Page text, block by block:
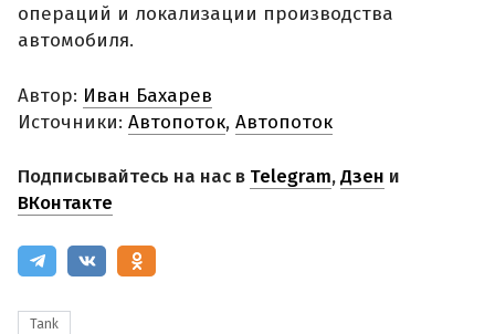
операций и локализации производства
автомобиля.
Автор: Иван Бахарев
Источники: Автопоток, Автопоток
Подписывайтесь на нас в Telegram,Дзен и
ВКонтакте
Tank